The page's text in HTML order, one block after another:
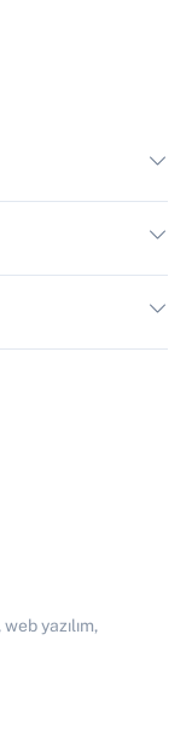
yazılım,